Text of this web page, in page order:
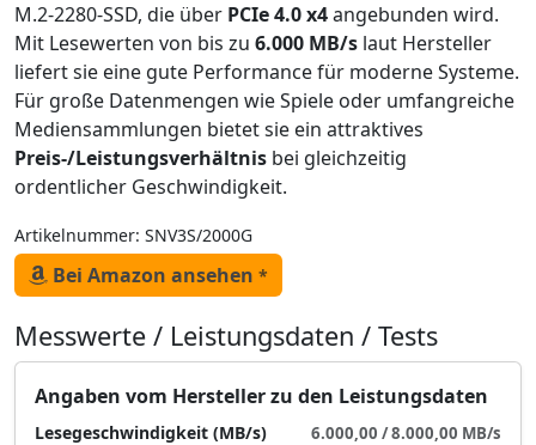
M.2-2280-SSD, die über PCIe 4.0 x4angebunden wird.
Mit Lesewerten von bis zu 6.000 MB/s laut Hersteller
liefert sie eine gute Performance für moderne Systeme.
Für große Datenmengen wie Spiele oder umfangreiche
Mediensammlungen bietet sie ein attraktives
Preis-/Leistungsverhältnis bei gleichzeitig
ordentlicher Geschwindigkeit.
Artikelnummer: SNV3S/2000G
Bei Amazon ansehen *
Messwerte / Leistungsdaten / Tests
Angaben vom Hersteller zu den Leistungsdaten
Lesegeschwindigkeit (MB/s)
6.000,00 / 8.000,00 MB/s